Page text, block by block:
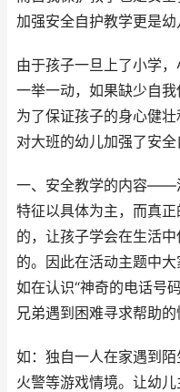
加强安全自护教学更是幼
由于孩子一旦上了小学
一举一动，如果缺少自我
为了保证孩子的身心健
对大班的幼儿加强了安全
一、安全教学的内容——
特征以具体为主，而真
的，让孩子学会在生活
的。因此在活动主题中
如在认识“神奇的电话号
兄弟遇到困难寻求帮助的
如：独自一人在家遇到
火警等游戏情境。让幼